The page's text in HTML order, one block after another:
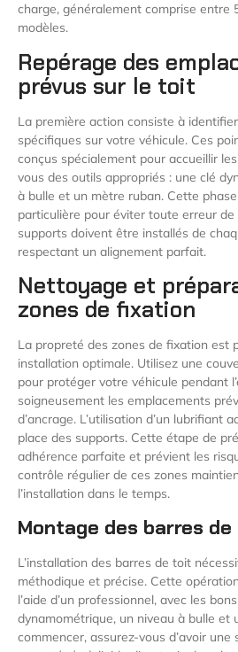
charge, généralement comprise entre
modèles.
Repérage des
prévus sur le toit
La première action consiste à
spécifiques sur votre véhicule. Ces
conçus spécialement pour accueillir
vous des outils appropriés : une clé
à bulle et un mètre ruban. Cette
particulière pour éviter toute erreur
supports doivent être installés de
respectant un alignement parfait.
Nettoyage et
zones de fixation
La propreté des zones de fixation est
installation optimale. Utilisez une
pour protéger votre véhicule pendant
soigneusement les emplacements
d’ancrage. L’utilisation d’un lubrifiant
place des supports. Cette étape de
adhérence parfaite et prévient les
contrôle régulier de ces zones
l’installation dans le temps.
Montage des barres
L’installation des barres de toit
méthodique et précise. Cette
l’aide d’un professionnel, avec les
dynamométrique, un niveau à bulle et
commencer, assurez-vous d’avoir